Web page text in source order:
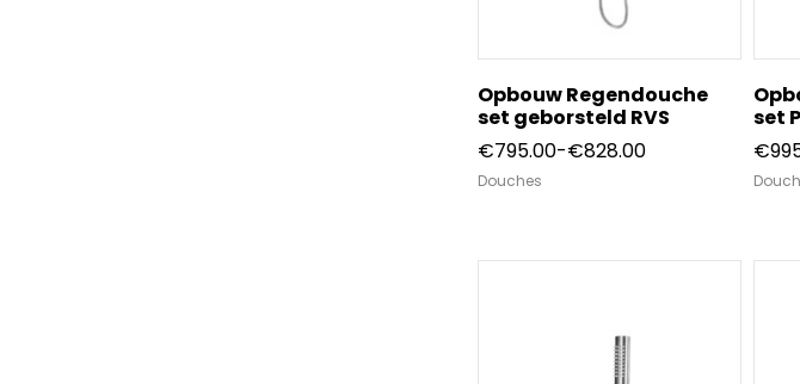
Opbouw Regendouche
set geborsteld RVS
€795.00-€828.00Prijsklasse:
Douches
set
€